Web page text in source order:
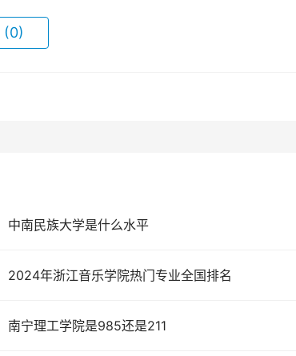
(0)
中南民族大学是什么水平
2024年浙江音乐学院热门专业全国排名
南宁理工学院是985还是211